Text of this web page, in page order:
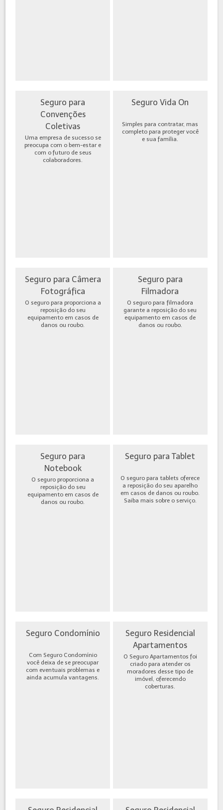
Seguro para
Convenções
Coletivas
Uma empresa de sucesso se
preocupa com o bem-estar e
com o futuro de seus
colaboradores.
Seguro Vida On
Simples para contratar, mas
completo para proteger você
e sua família.
Seguro para Câmera
Fotográfica
O seguro para proporciona a
reposição do seu
equipamento em casos de
danos ou roubo.
Seguro para
Filmadora
O seguro para filmadora
garante a reposição do seu
equipamento em casos de
danos ou roubo.
Seguro para
Notebook
O seguro proporciona a
reposição do seu
equipamento em casos de
danos ou roubo.
Seguro para Tablet
O seguro para tablets oferece
a reposição do seu aparelho
em casos de danos ou roubo.
Saiba mais sobre o serviço.
Seguro Condomínio
Com Seguro Condomínio
você deixa de se preocupar
com eventuais problemas e
ainda acumula vantagens.
Seguro Residencial
Apartamentos
O Seguro Apartamentos foi
criado para atender os
moradores desse tipo de
imóvel, oferecendo
coberturas.